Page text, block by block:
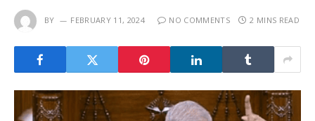
BY FEBRUARY 11, 2024 NO COMMENTS 2 MINS READ